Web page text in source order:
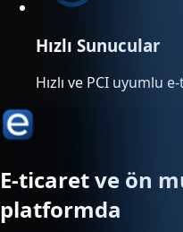
Hızlı Sunucular
Hızlı ve PCI uyumlu
E-ticaret ve ön
platformda